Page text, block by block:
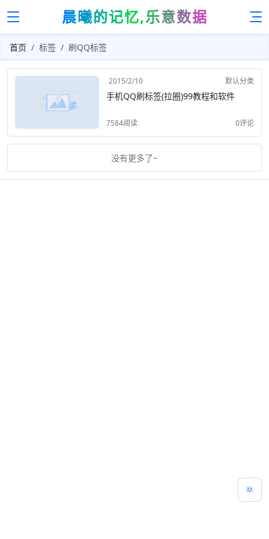
晨曦的记忆,乐意数据
首页 标签 刷QQ标签
2015/2/10 默认分类
手机QQ刷标签(拉圈)99教程和软件
7584阅读 0评论
没有更多了~